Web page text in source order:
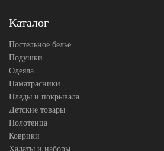
Каталог
Постельное белье
Подушки
Одеяла
Наматрасники
Пледы и покрывала
Детские товары
Полотенца
Коврики
Халаты и наборы